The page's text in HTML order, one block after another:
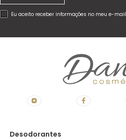
Eu aceito receber informações no meu e-mail
Desodorantes